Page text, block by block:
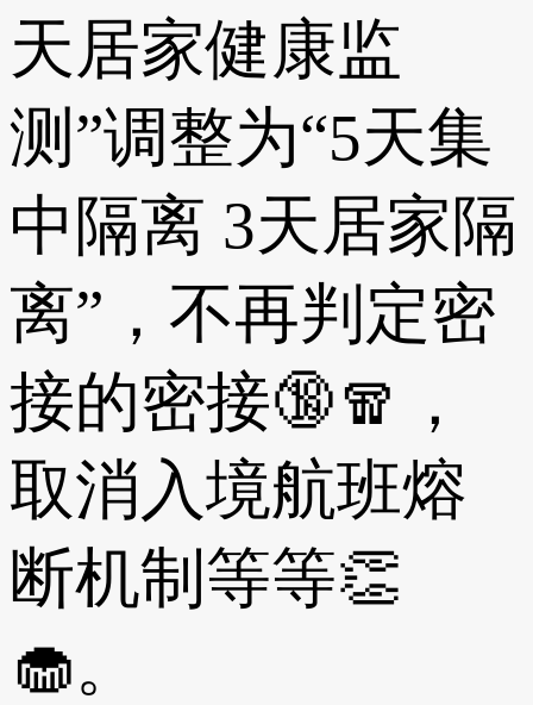
天居家健康监
测”调整为“5天集
中隔离 3天居家隔
离”，不再判定密
接的密接🔞🧣，
取消入境航班熔
断机制等等👏
🧁。